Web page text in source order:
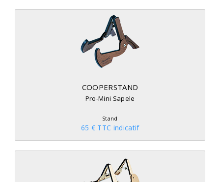
COOPERSTAND
Pro-Mini Sapele
Stand
65 € TTC indicatif